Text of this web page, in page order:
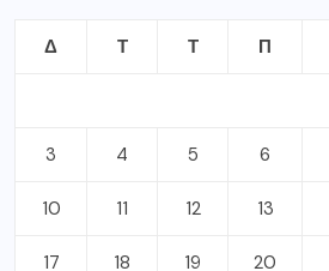
Δ Τ Τ Π
3 4 5 6
10 11 12 13
17 18 19 20